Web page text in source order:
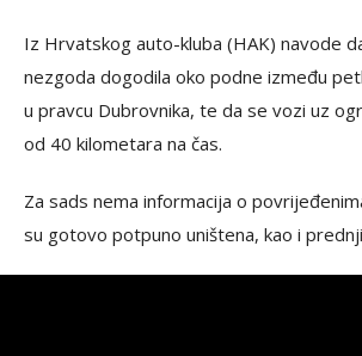
Iz Hrvatskog auto-kluba (HAK) navode
nezgoda dogodila oko podne između
u pravcu Dubrovnika, te da se vozi uz
od 40 kilometara na čas.
Za sads nema informacija o
su gotovo potpuno uništena, kao i